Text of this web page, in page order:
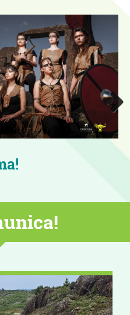
quentes de